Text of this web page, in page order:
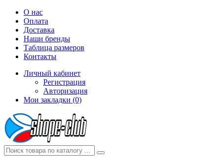
О нас
Оплата
Доставка
Наши бренды
Таблица размеров
Контакты
Личный кабинет
Регистрация
Авторизация
Мои закладки (0)